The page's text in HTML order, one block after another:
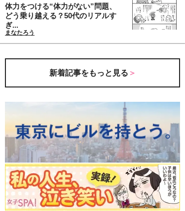
体力をつける“体力がない”問題、
どう乗り越える？50代のリアルす
ぎ...
まなたろう
新着記事をもっと見る